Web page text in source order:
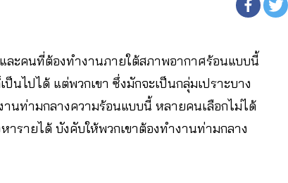
ละคนที่ต้องทำงานภายใต้สภาพอากาศร้อนแบบนี้
ไปได้ แต่พวกเขา ซึ่งมักจะเป็นกลุ่มเปราะบาง
นท่ามกลางความร้อนแบบนี้ หลายคนเลือกไม่ได้
รายได้ บังคับให้พวกเขาต้องทำงานท่ามกลาง